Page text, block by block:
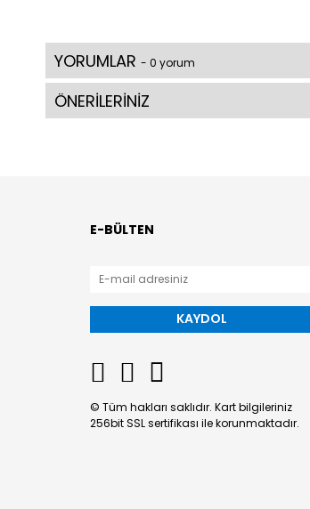
YORUMLAR - 0 yorum
ÖNERİLERİNİZ
E-BÜLTEN
KAYDOL
© Tüm hakları saklıdır. Kart bilgileriniz
256bit SSL sertifikası ile korunmaktadır.